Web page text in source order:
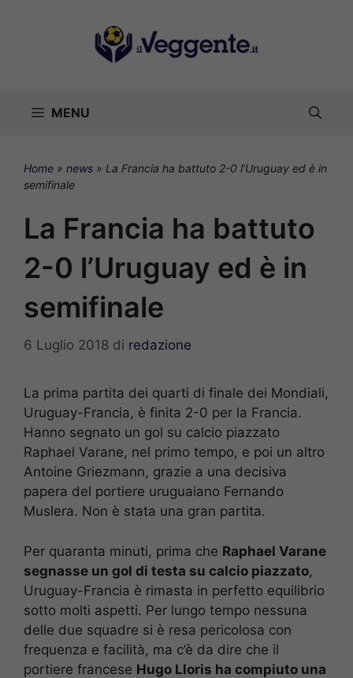
MENU
Home » news » La Francia ha battuto 2-0 l’Uruguay ed è in
semifinale
La Francia ha battuto
2-0 l’Uruguay ed è in
semifinale
6 Luglio 2018 di redazione
La prima partita dei quarti di finale dei Mondiali,
Uruguay-Francia, è finita 2-0 per la Francia.
Hanno segnato un gol su calcio piazzato
Raphael Varane, nel primo tempo, e poi un altro
Antoine Griezmann, grazie a una decisiva
papera del portiere uruguaiano Fernando
Muslera. Non è stata una gran partita.
Per quaranta minuti, prima che Raphael Varane
segnasse un gol di testa su calcio piazzato,
Uruguay-Francia è rimasta in perfetto equilibrio
sotto molti aspetti. Per lungo tempo nessuna
delle due squadre si è resa pericolosa con
frequenza e facilità, ma c’è da dire che il
portiere francese Hugo Lloris ha compiuto una